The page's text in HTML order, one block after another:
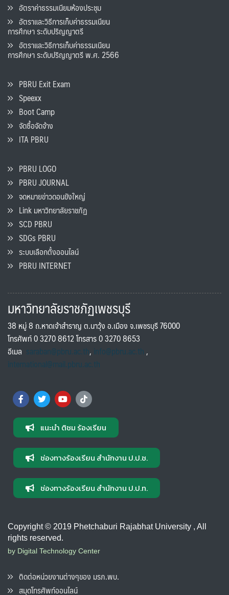
อัตราค่าธรรมเนียมห้องประชุม
อัตราและวิธีการเก็บค่าธรรมเนียน
การศึกษา ระดับปริญญาตรี
อัตราและวิธีการเก็บค่าธรรมเนียน
การศึกษา ระดับปริญญาตรี พ.ศ. 2566
PBRU Exit Exam
Speexx
Boot Camp
จัดซื้อจัดจ้าง
ITA PBRU
PBRU LOGO
PBRU JOURNAL
จดหมายข่าวดอนขังใหญ่
Link มหาวิทยาลัยราชภัฏ
SCD PBRU
SDGs PBRU
ระบบเลือกตั้งออนไลน์
PBRU INTERNET
มหาวิทยาลัยราชภัฏเพชรบุรี
38 หมู่ 8 ถ.หาดเจ้าสำราญ ต.นาวุ้ง อ.เมือง จ.เพชรบุรี 76000
โทรศัพท์ 0 3270 8612 โทรสาร 0 3270 8653
อีเมล saraban@pbru.ac.th, info@pbru.ac.th,
international@mail.pbru.ac.th
แนะนำ ติชม ร้องเรียน
ช่องทางร้องเรียน สำนักงาน ป.ป.ช.
ช่องทางร้องเรียน สำนักงาน ป.ป.ท.
Copyright © 2019 Phetchaburi Rajabhat University , All
rights reserved.
by Digital Technology Center
ติดต่อหน่วยงานต่างๆของ มรภ.พบ.
สมุดโทรศัพท์ออนไลน์